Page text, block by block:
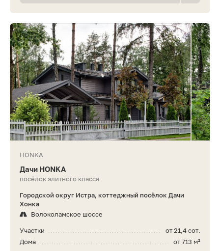
HONKA
Дачи HONKA
посёлок элитного класса
Городской округ Истра, коттеджный посёлок Дачи
Хонка
Волоколамское шоссе
от 21,4 сот.
Участки
от 713 м²
Дома